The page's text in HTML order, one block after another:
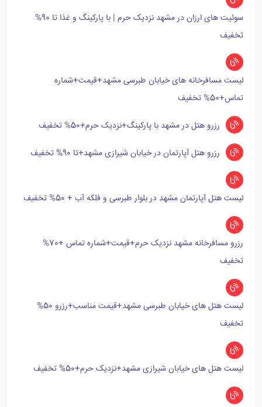
سوئیت های ارزان در مشهد نزدیک حرم | با پارکینگ و غذا تا 90%
تخفیف
لیست مسافرخانه های خیابان طبرسی مشهد+قیمت+شماره
تماس+50% تخفیف
رزرو هتل در مشهد با پارکینگ+نزدیک حرم+50% تخفیف
رزرو هتل آپارتمان در خیابان شیرازی مشهد+تا 90% تخفیف
لیست هتل آپارتمان مشهد در بلوار طبرسی و فلکه آب + 50% تخفیف
رزرو مسافرخانه مشهد نزدیک حرم+قیمت+شماره تماس +70%
تخفیف
لیست هتل های خیابان طبرسی مشهد+قیمت مناسب+رزرو 50%
تخفیف
لیست هتل های خیابان شیرازی مشهد+نزدیک حرم+50% تخفیف